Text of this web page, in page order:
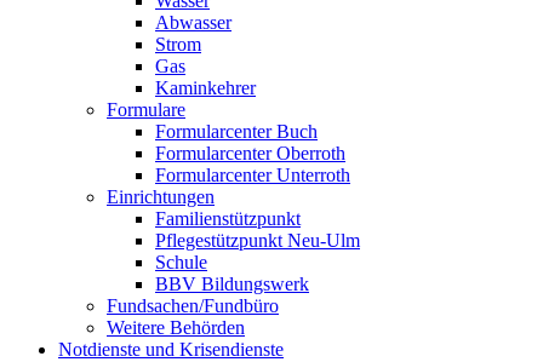
Abwasser
Strom
Gas
Kaminkehrer
Formulare
Formularcenter Buch
Formularcenter Oberroth
Formularcenter Unterroth
Einrichtungen
Familienstützpunkt
Pflegestützpunkt Neu-Ulm
Schule
BBV Bildungswerk
Fundsachen/Fundbüro
Weitere Behörden
Notdienste und Krisendienste